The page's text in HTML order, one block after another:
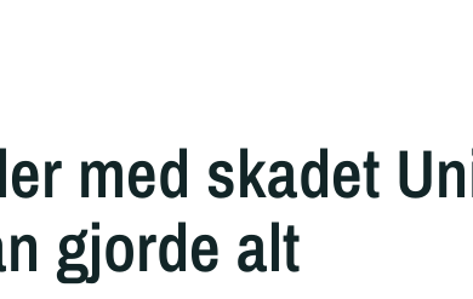
med skadet
gjorde alt